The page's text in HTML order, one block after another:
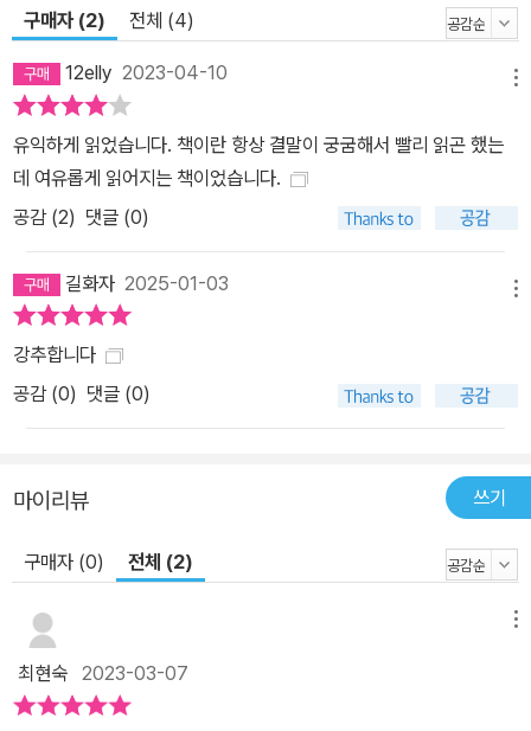
와 왕국을 건설했는가? 인간은 왜 지구 역사상 가장 치명적인 동물이
되었는가? 과학은 모든 종교의 미래인가? 인간의 유효기간은 언제까
지인가? 인류의 시원부터 인지혁명, 농업혁명, 과학혁명을 거쳐 끊임
없이 진화해온 인간의 역사를 생물학, 경제학, 종교학, 심리학, 철학
등 여러 학문의 경계를 넘나들며 다양하고 생생하게 조명한 전인미답
이아몬드).
구매자 (2) 전체 (4)
12elly 2023-04-10
유익하게 읽었습니다. 책이란 항상 결말이 궁굼해서 빨리 읽곤 했는
데 여유롭게 읽어지는 책이었습니다.
공감 (2) 댓글 (0)
길화자 2025-01-03
강추합니다
공감 (0) 댓글 (0)
마이리뷰 쓰기
구매자 (0) 전체 (2)
최현숙 2023-03-07